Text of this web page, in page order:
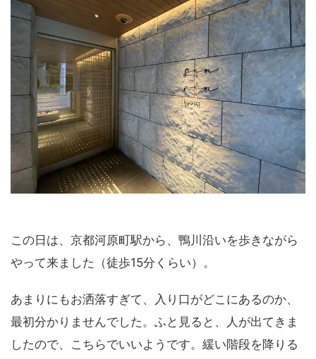
この日は、京都河原町駅から、鴨川沿いを歩きながら
やって来ました（徒歩15分くらい）。
あまりにもお洒落すぎて、入り口がどこにあるのか、
最初分かりませんでした。ふと見ると、人が出てきま
したので、こちらでいいようです。緩い階段を降りる